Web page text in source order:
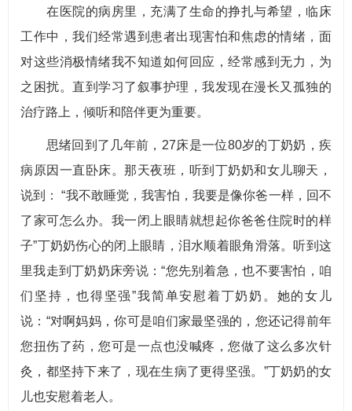
在医院的病房里，充满了生命的挣扎与希望，临床
工作中，我们经常遇到患者出现害怕和焦虑的情绪，面
对这些消极情绪我不知道如何回应，经常感到无力，为
之困扰。直到学习了叙事护理，我发现在漫长又孤独的
治疗路上，倾听和陪伴更为重要。
思绪回到了几年前，27床是一位80岁的丁奶奶，疾
病原因一直卧床。那天夜班，听到丁奶奶和女儿聊天，
说到： “我不敢睡觉，我害怕，我要是像你爸一样，回不
了家可怎么办。我一闭上眼睛就想起你爸爸住院时的样
子”丁奶奶伤心的闭上眼睛，泪水顺着眼角滑落。听到这
里我走到丁奶奶床旁说：“您先别着急，也不要害怕，咱
们坚持，也得坚强”我简单安慰着丁奶奶。她的女儿
说：“对啊妈妈，你可是咱们家最坚强的，您还记得前年
您扭伤了药，您可是一点也没喊疼，您做了这么多次针
灸，都坚持下来了，现在生病了更得坚强。”丁奶奶的女
儿也安慰着老人。